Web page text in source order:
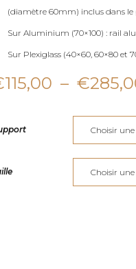
(diamètre 60mm) inclus dans le
Sur Aluminium (70×100) : rail
Sur Plexiglass (40×60, 60×80 et
115,00 – €